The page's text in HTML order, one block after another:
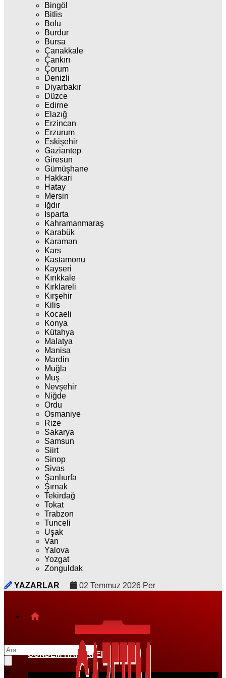
Bingöl
Bitlis
Bolu
Burdur
Bursa
Çanakkale
Çankırı
Çorum
Denizli
Diyarbakır
Düzce
Edirne
Elazığ
Erzincan
Erzurum
Eskişehir
Gaziantep
Giresun
Gümüşhane
Hakkari
Hatay
Mersin
Iğdır
Isparta
Kahramanmaraş
Karabük
Karaman
Kars
Kastamonu
Kayseri
Kırıkkale
Kırklareli
Kırşehir
Kilis
Kocaeli
Konya
Kütahya
Malatya
Manisa
Mardin
Muğla
Muş
Nevşehir
Niğde
Ordu
Osmaniye
Rize
Sakarya
Samsun
Siirt
Sinop
Sivas
Şanlıurfa
Şırnak
Tekirdağ
Tokat
Trabzon
Tunceli
Uşak
Van
Yalova
Yozgat
Zonguldak
YAZARLAR
02 Temmuz 2026 Per
GÜNDEM HABERLERI